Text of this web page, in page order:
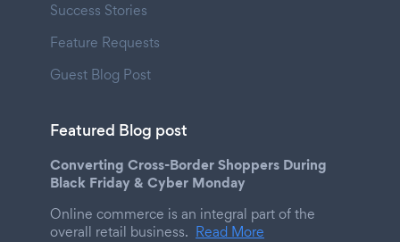
Success Stories
Feature Requests
Guest Blog Post
Featured Blog post
Converting Cross-Border Shoppers During
Black Friday & Cyber Monday
Online commerce is an integral part of the
overall retail business. Read More